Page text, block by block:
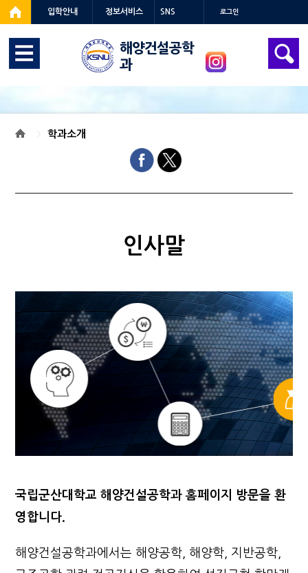
입학안내 정보서비스 SNS 로그인
해양건설공학
과
학과소개
인사말
국립군산대학교 해양건설공학과 홈페이지 방문을 환
영합니다.
해양건설공학과에서는 해양공학, 해양학, 지반공학,